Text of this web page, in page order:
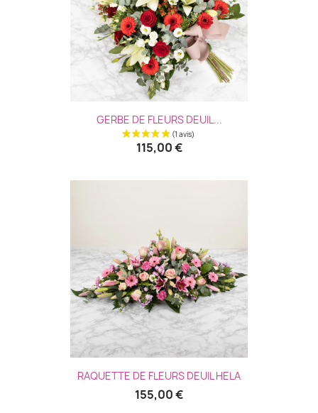
GERBE DE FLEURS DEUIL...
115,00 €
RAQUETTE DE FLEURS DEUIL HELA
155,00 €